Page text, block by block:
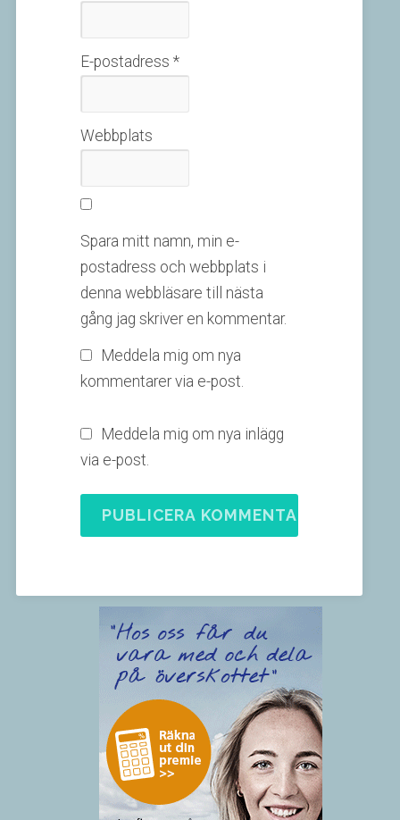
E-postadress *
Webbplats
Spara mitt namn, min e-
postadress och webbplats i
denna webbläsare till nästa
gång jag skriver en kommentar.
Meddela mig om nya
kommentarer via e-post.
Meddela mig om nya inlägg
via e-post.